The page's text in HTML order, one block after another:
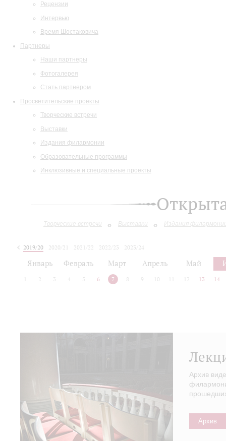
Рецензии
Интервью
Время Шостаковича
Партнеры
Наши партнеры
Фотогалерея
Стать партнером
Просветительские проекты
Творческие встречи
Выставки
Издания филармонии
Образовательные программы
Инклюзивные и специальные проекты
Творческие встречи Выставки Издания
2019/20 2020/21 2021/22 2022/23
2023/24
Январь Февраль Март Апрель Май
2 3 4 5 6 7 8 9 10 12 13 14
Архив
Архив